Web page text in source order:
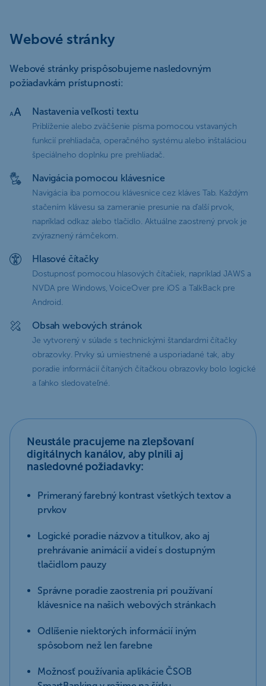
Webové stránky
Webové stránky prispôsobujeme nasledovným
požiadavkám prístupnosti:
Nastavenia veľkosti textu
Priblíženie alebo zväčšenie písma pomocou vstavaných
funkcií prehliadača, operačného systému alebo inštaláciou
špeciálneho doplnku pre prehliadač.
Navigácia pomocou klávesnice
Navigácia iba pomocou klávesnice cez kláves Tab. Každým
stačením klávesu sa zameranie presunie na ďalší prvok,
napríklad odkaz alebo tlačidlo. Aktuálne zaostrený prvok je
zvýraznený rámčekom.
Hlasové čítačky
Dostupnosť pomocou hlasových čítačiek, napríklad JAWS a
NVDA pre Windows, VoiceOver pre iOS a TalkBack pre
Android.
Obsah webových stránok
Je vytvorený v súlade s technickými štandardmi čítačky
obrazovky. Prvky sú umiestnené a usporiadané tak, aby
poradie informácií čítaných čítačkou obrazovky bolo logické
a ľahko sledovateľné.
Neustále pracujeme na zlepšovaní
digitálnych kanálov, aby plnili aj
nasledovné požiadavky:
Primeraný farebný kontrast všetkých textov a
prvkov
Logické poradie názvov a titulkov, ako aj
prehrávanie animácií a videí s dostupným
tlačidlom pauzy
Správne poradie zaostrenia pri používaní
klávesnice na našich webových stránkach
Odlíšenie niektorých informácií iným
spôsobom než len farebne
Možnosť používania aplikácie ČSOB